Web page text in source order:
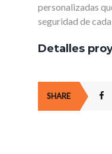
personalizadas
seguridad de
Detalles
SHARE